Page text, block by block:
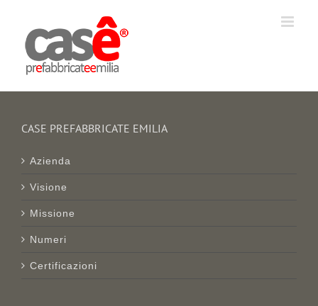
contenuto
CASE PREFABBRICATE EMILIA
Azienda
Visione
Missione
Numeri
Certificazioni